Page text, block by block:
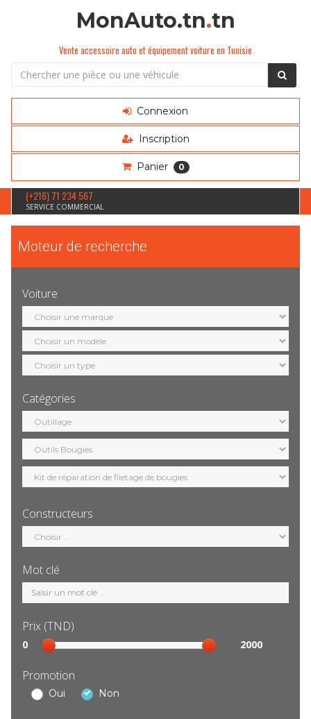
MonAuto.tn.tn
Vente accessoire auto et équipement voiture en Tunisie
Connexion
Inscription
Panier 0
(+216) 71 234 567
SERVICE COMMERCIAL
Moteur de recherche
Voiture
Sélection
marque
Sélection
modèle
Sélection
motorisation
Catégories
Sélection
catégorie
Constructeurs
Sélection
constructeur
Mot clé
Mot
clé
Prix (TND)
Sélection
prix
0 2000
Promotion
Oui Non